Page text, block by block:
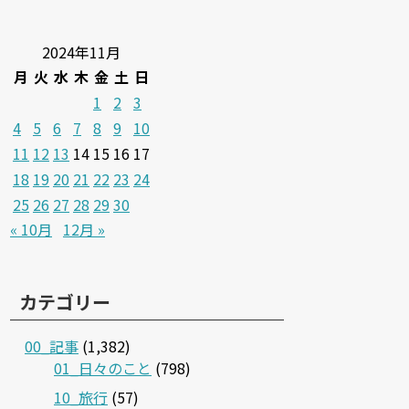
2024年11月
月 火 水 木 金 土 日
1
2 3
4 5 6 7 8 9 10
11 12 13 14 15 16 17
18 19 20 21 22 23 24
25 26 27 28 2930
« 10月
12月 »
カテゴリー
00_記事 (1,382)
01_日々のこと (798)
10_旅行 (57)